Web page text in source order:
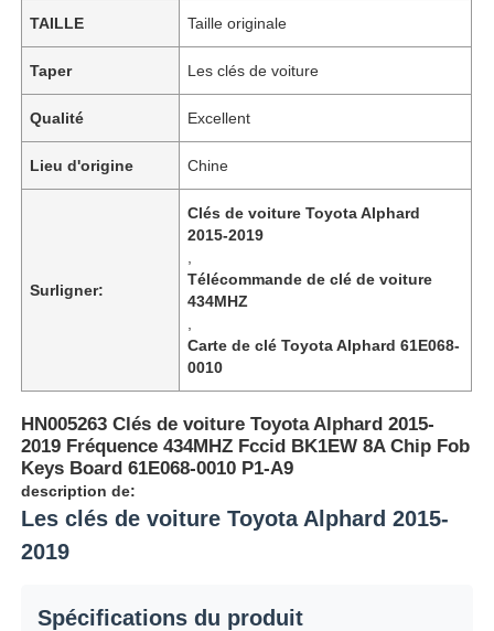
TAILLE Taille originale
Taper Les clés de voiture
Qualité Excellent
Lieu d'origine Chine
Surligner:
Clés de voiture Toyota Alphard
2015-2019
Télécommande de clé de voiture
434MHZ
Carte de clé Toyota Alphard 61E068-
0010
HN005263 Clés de voiture Toyota Alphard 2015-
2019 Fréquence 434MHZ Fccid BK1EW 8A Chip Fob
Keys Board 61E068-0010 P1-A9
description de:
Les clés de voiture Toyota Alphard 2015-
2019
Spécifications du produit